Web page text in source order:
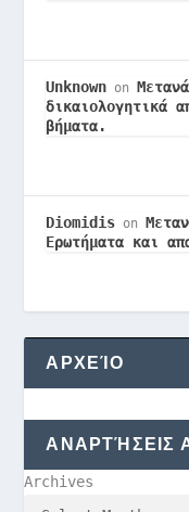
Unknown on
δικαιολογητικά
βήματα.
Diomidis on
Ερωτήματα και
ΑΡΧΕΊΟ
ΑΝΑΡΤΉΣΕΙΣ
Archives